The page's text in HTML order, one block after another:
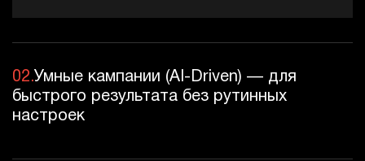
02.Умные кампании (AI-Driven) — для
быстрого результата без рутинных
настроек